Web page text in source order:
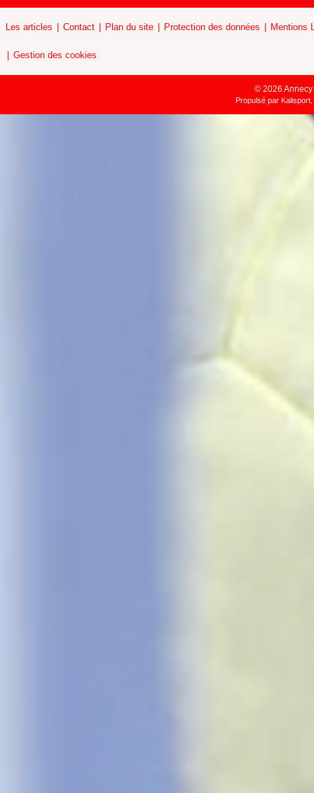
Les articles Contact Plan du site Protection des données Mentions
Gestion des cookies
© 2026
Propulsé par